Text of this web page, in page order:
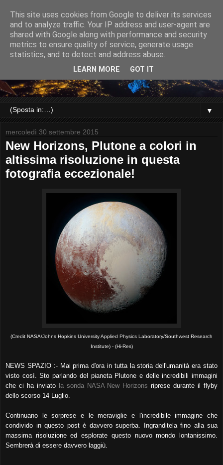
▼
mercoledì 30 settembre 2015
New Horizons, Plutone a colori in
altissima risoluzione in questa
fotografia eccezionale!
(Credit NASA/Johns Hopkins University Applied Physics Laboratory/Southwest Research
Institute) - (Hi-Res)
NEWS SPAZIO :- Mai prima d'ora in tutta la storia dell'umanità era stato
visto così. Sto parlando del pianeta Plutone e delle incredibili immagini
che ci ha inviato la sonda NASA New Horizons riprese durante il flyby
dello scorso 14 Luglio.
Continuano le sorprese e le meraviglie e l'incredibile immagine che
condivido in questo post è davvero superba. Ingranditela fino alla sua
massima risoluzione ed esplorate questo nuovo mondo lontanissimo.
Sembrerà di essere davvero laggiù.
This site uses cookies from Google to deliver its services
and to analyze traffic. Your IP address and user-agent are
shared with Google along with performance and security
metrics to ensure quality of service, generate usage
statistics, and to detect and address abuse.
LEARN MORE GOT IT